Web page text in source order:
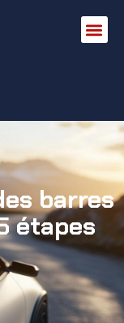
barres
étapes